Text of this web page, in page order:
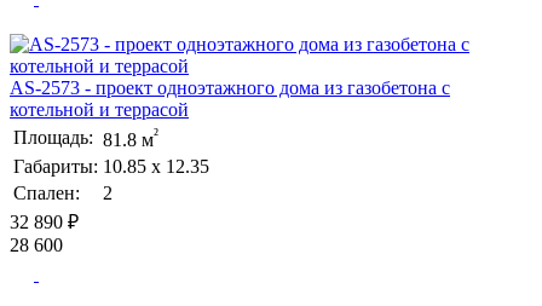
AS-2573 - проект одноэтажного дома из газобетона с
котельной и террасой
Площадь: 81.8 м²
Габариты: 10.85 х 12.35
Спален:
2
32 890 ₽
28 600